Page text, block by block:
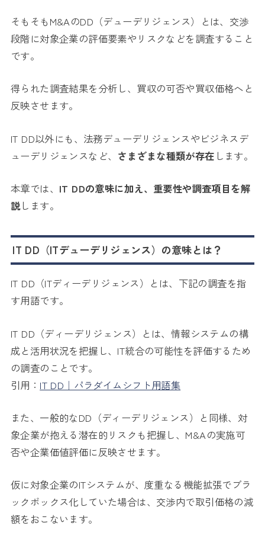
そもそもM&AのDD（デューデリジェンス）とは、交渉
段階に対象企業の評価要素やリスクなどを調査すること
です。
得られた調査結果を分析し、買収の可否や買収価格へと
反映させます。
IT DD以外にも、法務デューデリジェンスやビジネスデ
ューデリジェンスなど、 さまざまな種類が存在 します。
本章では、 IT DDの意味に加え、重要性や調査項目を解
説します。
IT DD（ITデューデリジェンス）の意味とは？
IT DD（ITディーデリジェンス）とは、下記の調査を指
す用語です。
IT DD（ディーデリジェンス）とは、情報システムの構
成と活用状況を把握し、IT統合の可能性を評価するため
の調査のことです。
引用： IT DD｜パラダイムシフト用語集
また、一般的なDD（ディーデリジェンス）と同様、対
象企業が抱える潜在的リスクも把握し、M&Aの実施可
否や企業価値評価に反映させます。
仮に対象企業のITシステムが、度重なる機能拡張でブラ
ックボックス化していた場合は、交渉内で取引価格の減
額をおこないます。